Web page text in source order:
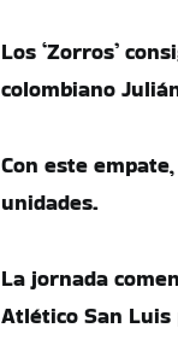
Los ‘Zorros’
colombiano
Con este
unidades.
La jornada
Atlético San